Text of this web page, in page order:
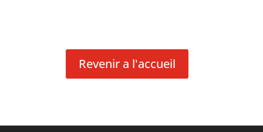
Revenir a l'accueil